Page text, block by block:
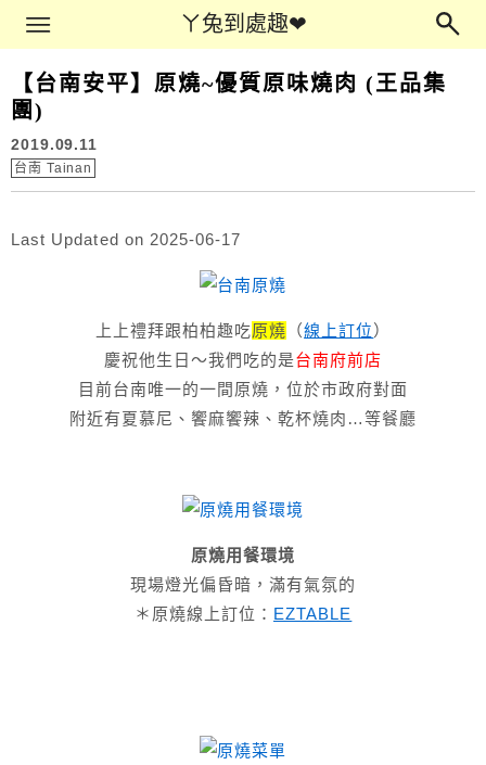
ㄚ兔到處趣❤
Main Menu
【台南安平】原燒~優質原味燒肉 (王品集
團)
2019.09.11
台南 Tainan
Last Updated on 2025-06-17
上上禮拜跟柏柏趣吃原燒 （線上訂位）
慶祝他生日～我們吃的是台南府前店
目前台南唯一的一間原燒，位於市政府對面
附近有夏慕尼、饗麻饗辣、乾杯燒肉…等餐廳
原燒用餐環境
現場燈光偏昏暗，滿有氣氛的
＊原燒線上訂位： EZTABLE